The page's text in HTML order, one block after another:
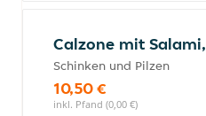
Calzone mit Salami,
Schinken und Pilzen
10,50 €
inkl. Pfand (0,00 €)